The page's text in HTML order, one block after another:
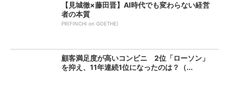
【見城徹×藤田晋】AI時代でも変わらない経営
者の本質
PR(FINCHI on GOETHE)
顧客満足度が高いコンビニ 2位「ローソン」
を抑え、11年連続1位になったのは？（...